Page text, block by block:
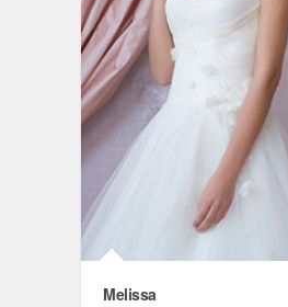
Melissa